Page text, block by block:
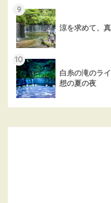
9
涼を求めて、
10
白糸の滝のラ
想の夏の夜